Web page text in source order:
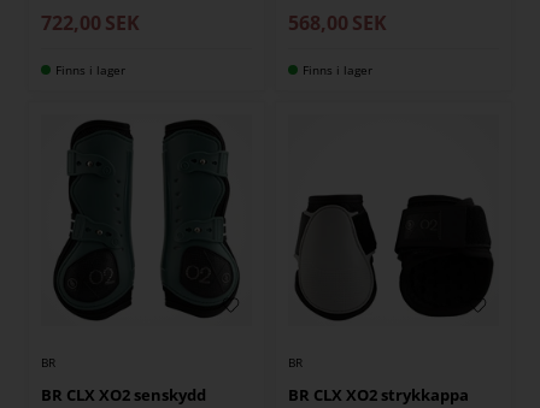
722,00 SEK
Finns i lager
568,00 SEK
Finns i lager
BR
BR CLX XO2 senskydd
BR
BR CLX XO2 strykkappa